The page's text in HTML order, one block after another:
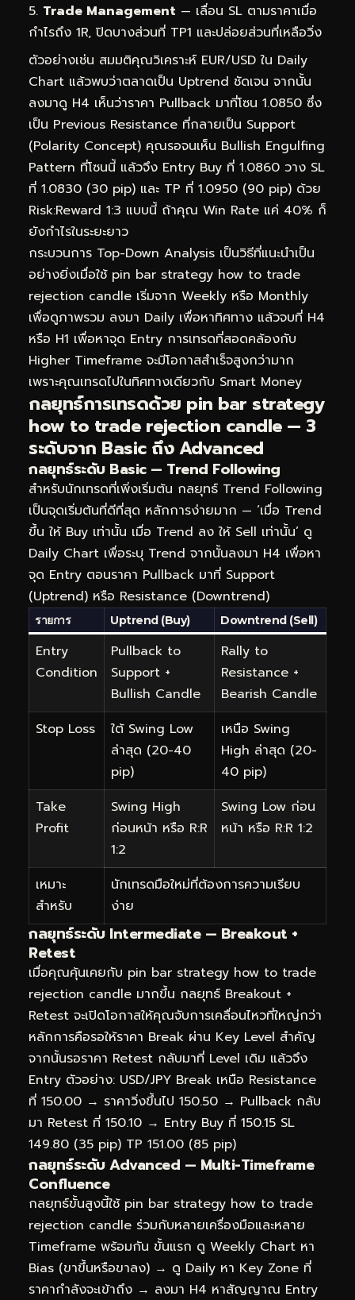
Trade Management — เลื่อน SL ตามราคาเมื่อ
กำไรถึง 1R, ปิดบางส่วนที่ TP1 และปล่อยส่วนที่เหลือวิ่ง
ตัวอย่างเช่น สมมติคุณวิเคราะห์ EUR/USD ใน Daily
Chart แล้วพบว่าตลาดเป็น Uptrend ชัดเจน จากนั้น
ลงมาดู H4 เห็นว่าราคา Pullback มาที่โซน 1.0850 ซึ่ง
เป็น Previous Resistance ที่กลายเป็น Support
(Polarity Concept) คุณรอจนเห็น Bullish Engulfing
Pattern ที่โซนนี้ แล้วจึง Entry Buy ที่ 1.0860 วาง SL
ที่ 1.0830 (30 pip) และ TP ที่ 1.0950 (90 pip) ด้วย
Risk:Reward 1:3 แบบนี้ ถ้าคุณ Win Rate แค่ 40% ก็
ยังกำไรในระยะยาว
กระบวนการ Top-Down Analysis เป็นวิธีที่แนะนำเป็น
อย่างยิ่งเมื่อใช้ pin bar strategy how to trade
rejection candle เริ่มจาก Weekly หรือ Monthly
เพื่อดูภาพรวม ลงมา Daily เพื่อหาทิศทาง แล้วจบที่ H4
หรือ H1 เพื่อหาจุด Entry การเทรดที่สอดคล้องกับ
Higher Timeframe จะมีโอกาสสำเร็จสูงกว่ามาก
เพราะคุณเทรดไปในทิศทางเดียวกับ Smart Money
กลยุทธ์การเทรดด้วย pin bar strategy
how to trade rejection candle — 3
ระดับจาก Basic ถึง Advanced
กลยุทธ์ระดับ Basic — Trend Following
สำหรับนักเทรดที่เพิ่งเริ่มต้น กลยุทธ์ Trend Following
เป็นจุดเริ่มต้นที่ดีที่สุด หลักการง่ายมาก — ‘เมื่อ Trend
ขึ้น ให้ Buy เท่านั้น เมื่อ Trend ลง ให้ Sell เท่านั้น’ ดู
Daily Chart เพื่อระบุ Trend จากนั้นลงมา H4 เพื่อหา
จุด Entry ตอนราคา Pullback มาที่ Support
(Uptrend) หรือ Resistance (Downtrend)
รายการ Uptrend (Buy) Downtrend (Sell)
Entry
Condition
Pullback to
Support +
Bullish Candle
Rally to
Resistance +
Bearish Candle
Stop Loss
ใต้ Swing Low
ล่าสุด (20-40
pip)
เหนือ Swing
High ล่าสุด (20-
40 pip)
Take
Profit
Swing High
ก่อนหน้า หรือ R:R
1:2
Swing Low ก่อน
หน้า หรือ R:R 1:2
เหมาะ
สำหรับ
นักเทรดมือใหม่ที่ต้องการความเรียบ
ง่าย
กลยุทธ์ระดับ Intermediate — Breakout +
Retest
เมื่อคุณคุ้นเคยกับ pin bar strategy how to trade
rejection candle มากขึ้น กลยุทธ์ Breakout +
Retest จะเปิดโอกาสให้คุณจับการเคลื่อนไหวที่ใหญ่กว่า
หลักการคือรอให้ราคา Break ผ่าน Key Level สำคัญ
จากนั้นรอราคา Retest กลับมาที่ Level เดิม แล้วจึง
Entry ตัวอย่าง: USD/JPY Break เหนือ Resistance
ที่ 150.00 → ราคาวิ่งขึ้นไป 150.50 → Pullback กลับ
มา Retest ที่ 150.10 → Entry Buy ที่ 150.15 SL
149.80 (35 pip) TP 151.00 (85 pip)
กลยุทธ์ระดับ Advanced — Multi-Timeframe
Confluence
กลยุทธ์ขั้นสูงนี้ใช้ pin bar strategy how to trade
rejection candle ร่วมกับหลายเครื่องมือและหลาย
Timeframe พร้อมกัน ขั้นแรก ดู Weekly Chart หา
Bias (ขาขึ้นหรือขาลง) → ดู Daily หา Key Zone ที่
ราคากำลังจะเข้าถึง → ลงมา H4 หาสัญญาณ Entry